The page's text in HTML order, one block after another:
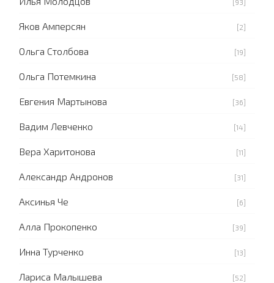
Яков Амперсян [2]
Ольга Столбова [19]
Ольга Потемкина [58]
Евгения Мартынова [36]
Вадим Левченко [14]
Вера Харитонова [11]
Александр Андронов [31]
Аксинья Че [6]
Алла Прокопенко [39]
Инна Турченко [13]
Лариса Малышева [52]